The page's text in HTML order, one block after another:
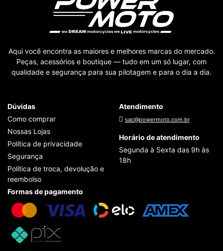
Aqui você encontra as maiores e melhores marcas do mercado.
Peças, acessórios e boutique — tudo em um só lugar, com
qualidade e segurança para sua pilotagem e para o dia a dia.
Dúvidas
Como comprar
Nossas Lojas
Política de privacidade
Segurança
Política de troca, devolução e
reembolso
Atendimento
sac@powermoto.com.br
Horário de atendimento
Segunda à Sexta das 9h às
18h
Formas de pagamento